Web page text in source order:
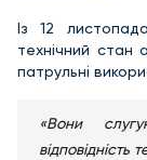
Із 12
технічний стан
патрульні
«Вони
відповідність